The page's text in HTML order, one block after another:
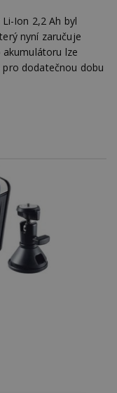
Ion 2,2 Ah byl
nyní zaručuje
lze
dodatečnou dobu